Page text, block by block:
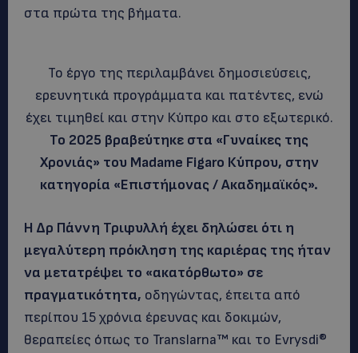
στα πρώτα της βήματα.
Το έργο της περιλαμβάνει δημοσιεύσεις,
ερευνητικά προγράμματα και πατέντες, ενώ
έχει τιμηθεί και στην Κύπρο και στο εξωτερικό.
Το 2025 βραβεύτηκε στα «Γυναίκες της
Χρονιάς» του Madame Figaro Κύπρου, στην
κατηγορία «Επιστήμονας / Ακαδημαϊκός».
Η Δρ Πάννη Τριφυλλή έχει δηλώσει ότι η
μεγαλύτερη πρόκληση της καριέρας της ήταν
να μετατρέψει το «ακατόρθωτο» σε
πραγματικότητα, οδηγώντας, έπειτα από
περίπου 15 χρόνια έρευνας και δοκιμών,
θεραπείες όπως το Translarna™ και το Evrysdi®